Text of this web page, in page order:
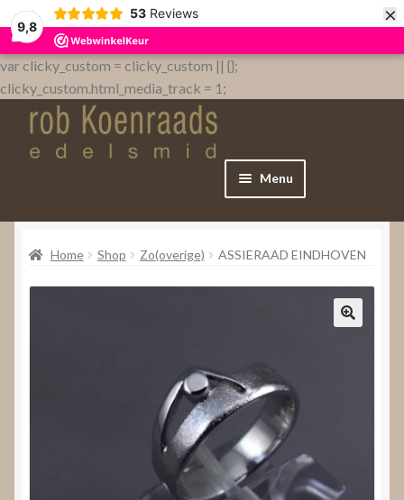
9,8
53 Reviews ×
var clicky_custom = clicky_custom || {};
clicky_custom.html_media_track = 1;
Menu
Home
Submenu
uitvouwen
Home Shop Zo(overige) ASSIERAAD EINDHOVEN